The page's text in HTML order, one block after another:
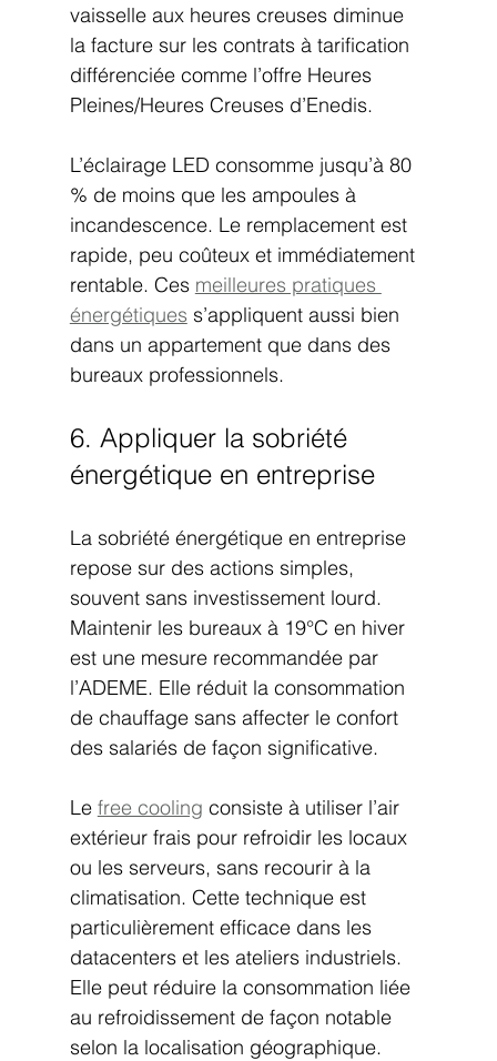
vaisselle aux heures creuses diminue
la facture sur les contrats à tarification
différenciée comme l’offre Heures
Pleines/Heures Creuses d’Enedis.
L’éclairage LED consomme jusqu’à 80
% de moins que les ampoules à
incandescence. Le remplacement est
rapide, peu coûteux et immédiatement
rentable. Ces meilleures pratiques
énergétiques s’appliquent aussi bien
dans un appartement que dans des
bureaux professionnels.
6. Appliquer la sobriété
énergétique en entreprise
La sobriété énergétique en entreprise
repose sur des actions simples,
souvent sans investissement lourd.
Maintenir les bureaux à 19°C en hiver
est une mesure recommandée par
l’ADEME. Elle réduit la consommation
de chauffage sans affecter le confort
des salariés de façon significative.
Le free cooling consiste à utiliser l’air
extérieur frais pour refroidir les locaux
ou les serveurs, sans recourir à la
climatisation. Cette technique est
particulièrement efficace dans les
datacenters et les ateliers industriels.
Elle peut réduire la consommation liée
au refroidissement de façon notable
selon la localisation géographique.